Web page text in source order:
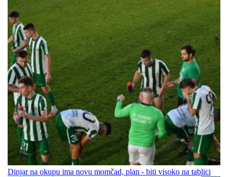
Dinjar na okupu ima novu momčad, plan - biti visoko na tablici